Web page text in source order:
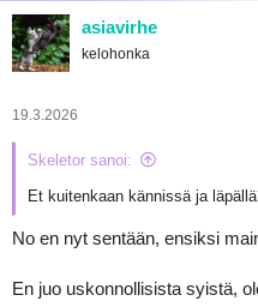
k
t
i
o
:
asiavirhe
kelohonka
19.3.2026
Skeletor sanoi:
Et kuitenkaan kännissä ja
No en nyt sentään, ensiksi
En juo uskonnollisista syistä,